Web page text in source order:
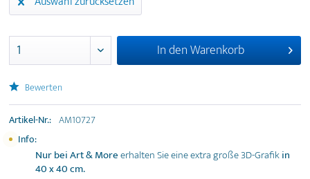
In denWarenkorb
Bewerten
Artikel-Nr.: AM10727
Info:
Nur bei Art & Moreerhalten Sie eine extra große 3D-Grafikin
40 x 40 cm.